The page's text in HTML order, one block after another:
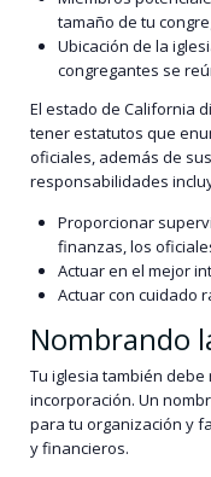
tamaño de tu
Ubicación de la
congregantes se
El estado de California
tener estatutos que
oficiales, además de
responsabilidades
Proporcionar
finanzas, los
Actuar en el mejor
Actuar con cuidado
Nombrando
Tu iglesia también
incorporación. Un
para tu organización y
y financieros.